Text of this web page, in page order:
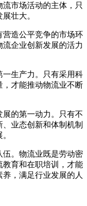
市场活动的主体，只
壮大。
营造公平竞争的市场环
企业创新发展的活力
生产力。只有采用科
才能推动物流业不断
的第一动力。只有不
业态创新和体制机制
。物流业既是劳动密
育和在职培训，才能
，满足行业发展的人